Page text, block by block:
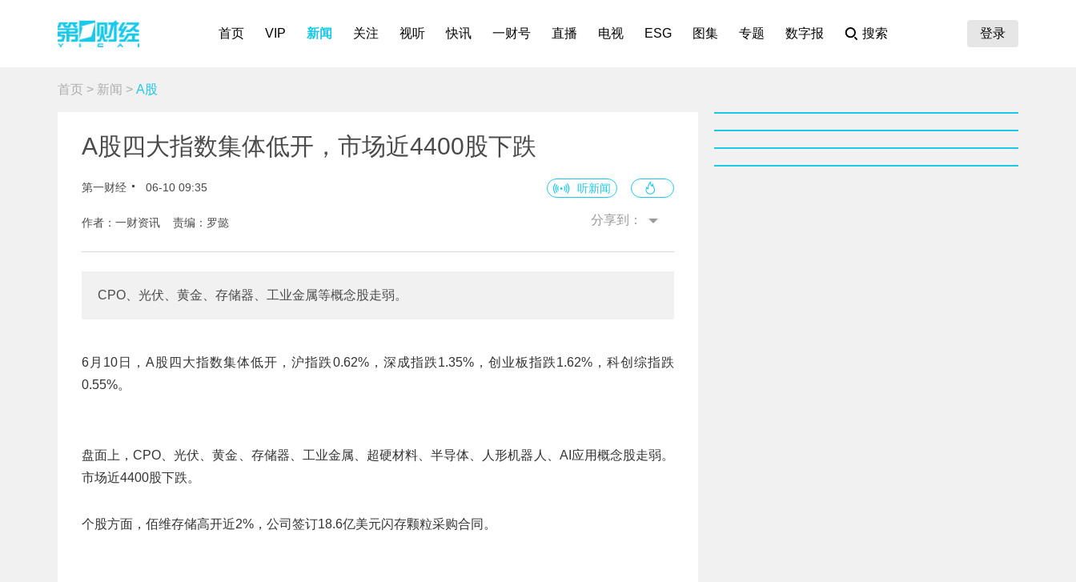
首页 VIP 新闻 关注 视听 快讯 一财号 直播 电视 ESG 图集 专题 数字报 搜索 登录
首页 > 新闻 > A股
A股四大指数集体低开，市场近4400股下跌
第一财经 06-10 09:35 听新闻
作者：一财资讯 责编：罗懿 分享到：
CPO、光伏、黄金、存储器、工业金属等概念股走弱。
6月10日，A股四大指数集体低开，沪指跌0.62%，深成指跌1.35%，创业板指跌1.62%，科创综指跌
0.55%。
盘面上，CPO、光伏、黄金、存储器、工业金属、超硬材料、半导体、人形机器人、AI应用概念股走弱。
市场近4400股下跌。
个股方面，佰维存储高开近2%，公司签订18.6亿美元闪存颗粒采购合同。